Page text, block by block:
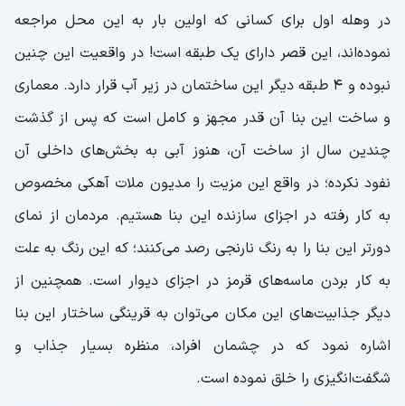
در وهله اول برای کسانی که اولین بار به این محل مراجعه
نموده‌اند، این قصر دارای یک طبقه است! در واقعیت این چنین
نبوده و ۴ طبقه دیگر این ساختمان در زیر آب قرار دارد. معماری
و ساخت این بنا آن قدر مجهز و کامل است که پس از گذشت
چندین سال از ساخت آن، هنوز آبی به بخش‌های داخلی آن
نفود نکرده؛ در واقع این مزیت را مدیون ملات آهکی مخصوص
به کار رفته در اجزای سازنده این بنا هستیم. مردمان از نمای
دورتر این بنا را به رنگ نارنجی رصد می‌کنند؛ که این رنگ به علت
به کار بردن ماسه‌های قرمز در اجزای دیوار است. همچنین از
دیگر جذابیت‌های این مکان می‌توان به قرینگی ساختار این بنا
اشاره نمود که در چشمان افراد، منظره بسیار جذاب و
شگفت‌انگیزی را خلق نموده است.